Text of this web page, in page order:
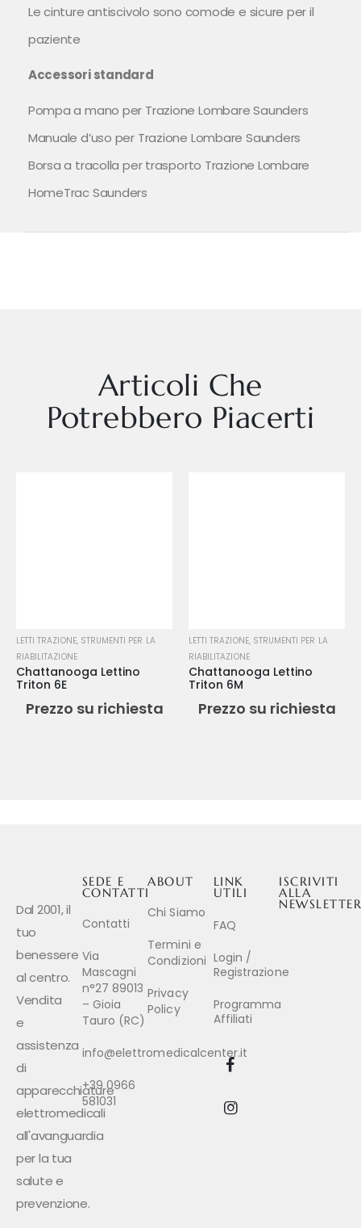
Le cinture antiscivolo sono comode e sicure per il
paziente
Accessori standard
Pompa a mano per Trazione Lombare Saunders
Manuale d’uso per Trazione Lombare Saunders
Borsa a tracolla per trasporto Trazione Lombare
HomeTrac Saunders
Articoli Che
Potrebbero Piacerti
LETTI TRAZIONE, STRUMENTI PER LA
RIABILITAZIONE
Chattanooga Lettino
Triton 6E
Prezzo su richiesta
LETTI TRAZIONE, STRUMENTI PER LA
RIABILITAZIONE
Chattanooga Lettino
Triton 6M
Prezzo su richiesta
Dal 2001, il
tuo
benessere
al centro.
Vendita
e
assistenza
di
apparecchiature
elettromedicali
all'avanguardia
per la tua
salute e
prevenzione.
LINK
UTILI
FAQ
Login /
Registrazione
Programma
Affiliati
ABOUT
Chi Siamo
Termini e
Condizioni
Privacy
Policy
SEDE E
CONTATTI
Contatti
Via
Mascagni
n°27 89013
– Gioia
Tauro (RC)
info@elettromedicalcenter.it
+39 0966
581031
ISCRIVITI
ALLA